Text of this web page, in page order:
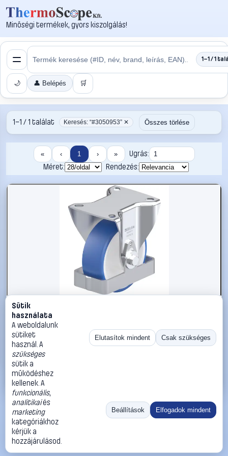
Minőségi termékek, gyors kiszolgálás!
1–1 / 1
🌙 👤 Belépés 🛒
1–1 / 1 találat Keresés: “#3050953” ✕ Összes törlése
« ‹ 1 › »
Ugrás:
Méret:
Rendezés:
#3050953
Blickle 938777 B-POTHS 100R-FS Acéllemez rögzített
görgő KerékØ: 100 mm Teherbírás (max.): 200 kg 1 db
Blickle Görgők, kerekek
33 990 Ft
Kosárba
«
Ugrás:
Méret:
Rendezés:
©2026
ThermoScope
ÁSZF
Cégbemutató
Sütik
használata
A weboldalunk
sütiket
használ. A
szükséges
sütik a
működéshez
kellenek. A
funkcionális,
analitikaiés
marketing
kategóriákhoz
kérjük a
hozzájárulásod.
Elutasítok mindent Csak szükséges
Beállítások Elfogadok mindent